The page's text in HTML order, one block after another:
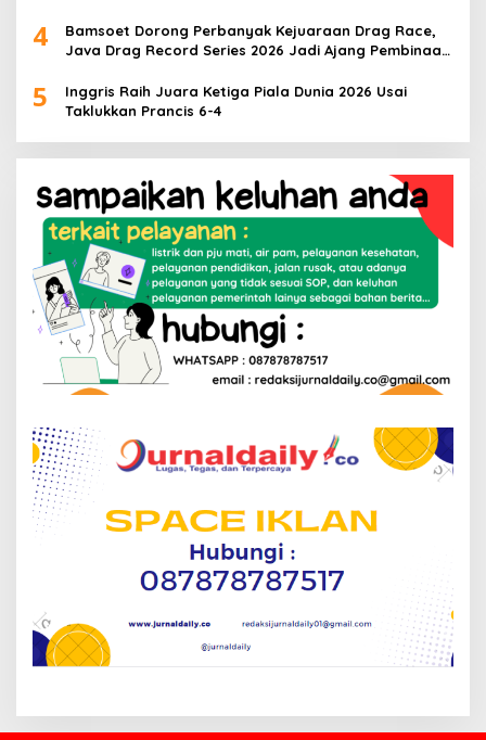
4
Bamsoet Dorong Perbanyak Kejuaraan Drag Race,
Java Drag Record Series 2026 Jadi Ajang Pembinaan
5
Inggris Raih Juara Ketiga Piala Dunia 2026 Usai
Taklukkan Prancis 6-4